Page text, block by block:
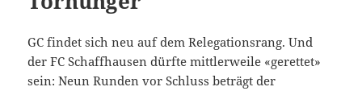
GC findet sich neu auf dem Relegationsrang. Und
der FC Schaffhausen dürfte mittlerweile «gerettet»
sein: Neun Runden vor Schluss beträgt der